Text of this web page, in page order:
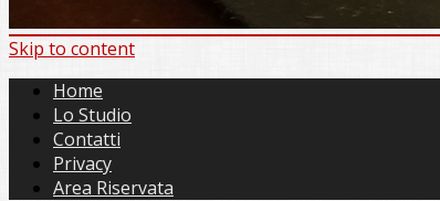
Skip to content
Home
Lo Studio
Contatti
Privacy
Area Riservata